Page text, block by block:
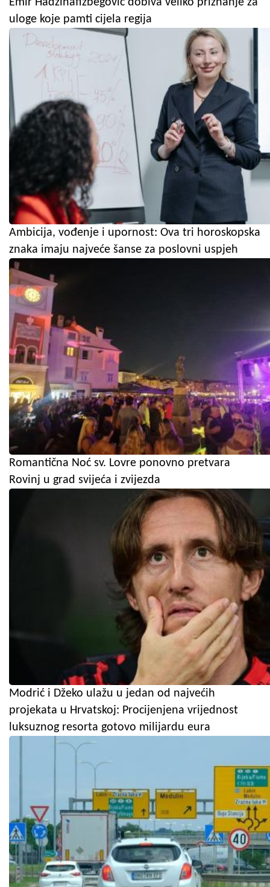
uloge koje pamti cijela regija
Ambicija, vođenje i upornost: Ova tri horoskopska
znaka imaju najveće šanse za poslovni uspjeh
Romantična Noć sv. Lovre ponovno pretvara
Rovinj u grad svijeća i zvijezda
Modrić i Džeko ulažu u jedan od najvećih
projekata u Hrvatskoj: Procijenjena vrijednost
luksuznog resorta gotovo milijardu eura